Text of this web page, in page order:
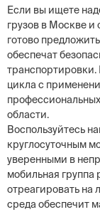
Если вы ищете
грузов в Москве и
готово
обеспечат
транспортировки.
цикла с
области.
Воспользуйтесь
круглосуточным
уверенными в
мобильная группа
отреагировать на
среда обеспечит